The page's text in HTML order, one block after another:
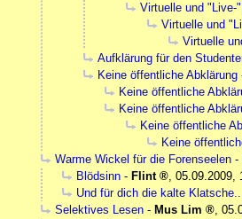
Virtuelle und "Live-
Virtuelle und
Virtuelle
Aufklärung für den
Keine öffentliche Abklärung
Keine öffentliche
Keine öffentliche
Keine öffentliche
Keine
Warme Wickel für die Forenseelen -
Blödsinn - Flint , 05.09.2009,
Und für dich die kalte
Selektives Lesen - Mus Lim ,